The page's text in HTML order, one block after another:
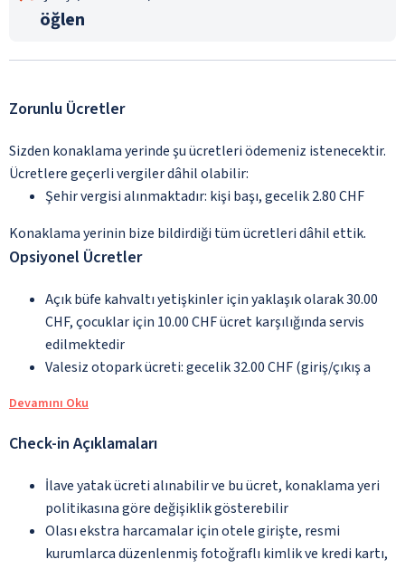
öğlen
Zorunlu Ücretler
Sizden konaklama yerinde şu ücretleri ödemeniz istenecektir.
Ücretlere geçerli vergiler dâhil olabilir:
Şehir vergisi alınmaktadır: kişi başı, gecelik 2.80 CHF
Konaklama yerinin bize bildirdiği tüm ücretleri dâhil ettik.
Opsiyonel Ücretler
Açık büfe kahvaltı yetişkinler için yaklaşık olarak 30.00
CHF, çocuklar için 10.00 CHF ücret karşılığında servis
edilmektedir
Valesiz otopark ücreti: gecelik 32.00 CHF (giriş/çıkış a
Devamını Oku
Check-in Açıklamaları
İlave yatak ücreti alınabilir ve bu ücret, konaklama yeri
politikasına göre değişiklik gösterebilir
Olası ekstra harcamalar için otele girişte, resmi
kurumlarca düzenlenmiş fotoğraflı kimlik ve kredi kartı,